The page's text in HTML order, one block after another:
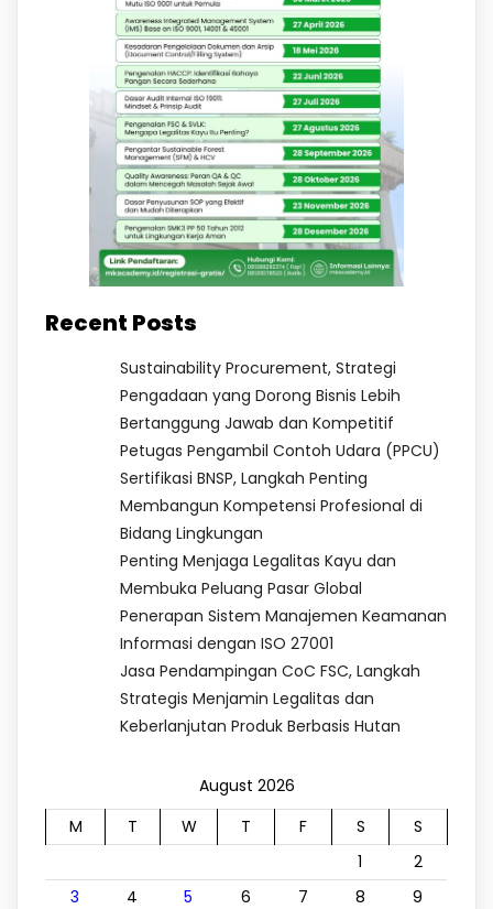
Recent Posts
Sustainability Procurement, Strategi
Pengadaan yang Dorong Bisnis Lebih
Bertanggung Jawab dan Kompetitif
Petugas Pengambil Contoh Udara (PPCU)
Sertifikasi BNSP, Langkah Penting
Membangun Kompetensi Profesional di
Bidang Lingkungan
Penting Menjaga Legalitas Kayu dan
Membuka Peluang Pasar Global
Penerapan Sistem Manajemen Keamanan
Informasi dengan ISO 27001
Jasa Pendampingan CoC FSC, Langkah
Strategis Menjamin Legalitas dan
Keberlanjutan Produk Berbasis Hutan
August 2026
M
T W T F S
S
1
2
3
4 5 6 7 8
9